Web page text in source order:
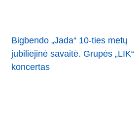
Bigbendo „Jada“ 10-ties metų
jubiliejinė savaitė. Grupės „LIK“
koncertas